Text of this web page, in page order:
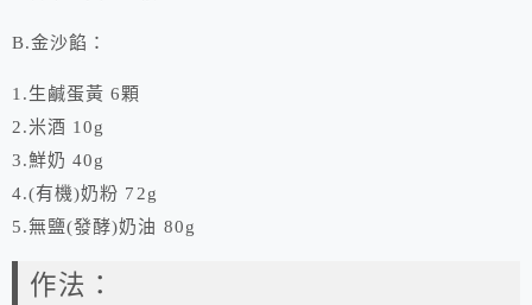
B.金沙餡：
1.生鹹蛋黃 6顆
2.米酒 10g
3.鮮奶 40g
4.(有機)奶粉 72g
5.無鹽(發酵)奶油 80g
作法：